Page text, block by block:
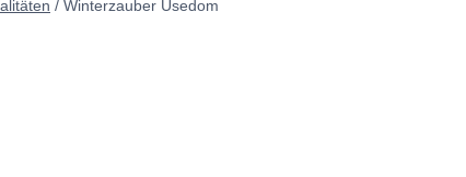
/ Winterzauber Usedom